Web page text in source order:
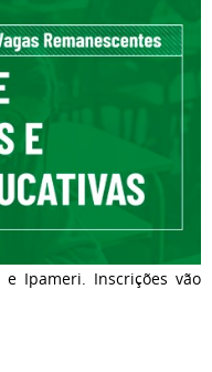
Ipameri. Inscrições vão